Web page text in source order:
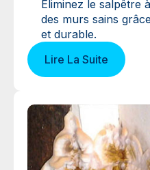
Éliminez le salpêtre
des murs sains
et durable.
Lire La Suite